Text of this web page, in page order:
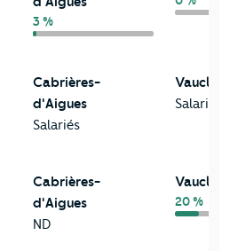
3 %
Cabrières-
d'Aigues
Salariés
Vaucluse
Salariés
Cabrières-
d'Aigues
ND
Vaucluse
20 %